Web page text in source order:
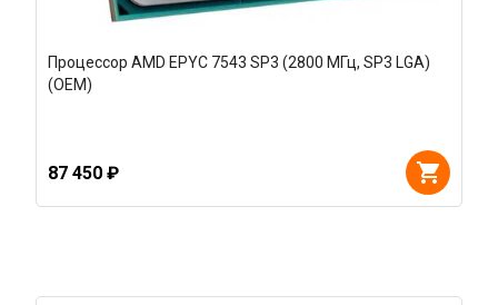
Процессор AMD EPYC 7543 SP3 (2800 МГц, SP3 LGA)
(OEM)
87 450 ₽